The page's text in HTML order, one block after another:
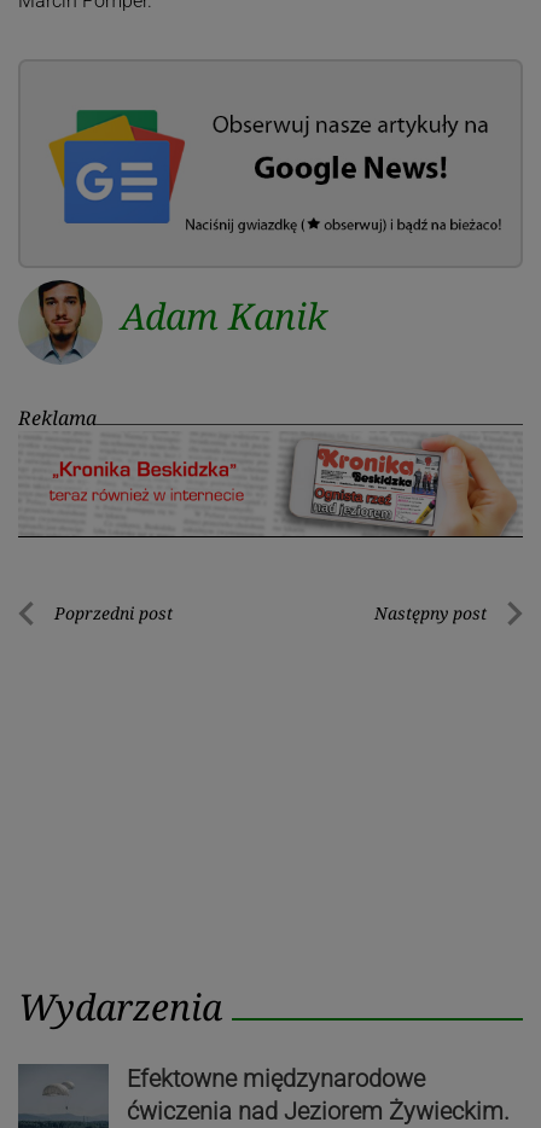
Adam Kanik
Reklama
Nawigacja
Poprzedni post Następny post
Wydarzenia
Efektowne międzynarodowe
ćwiczenia nad Jeziorem Żywieckim.